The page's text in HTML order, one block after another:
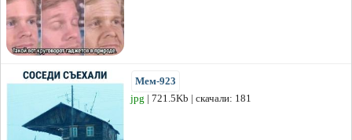
Мем-923
jpg | 721.5Kb | скачали: 181